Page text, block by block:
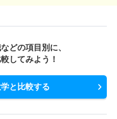
どの項目別に、
してみよう！
と比較する